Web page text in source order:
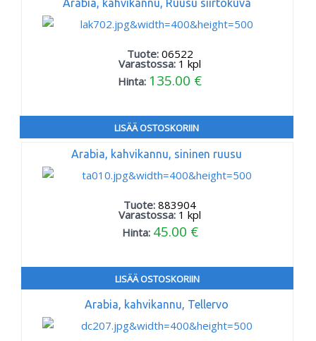
Arabia, kahvikannu, Ruusu siirtokuva
Tuote: 06522
Varastossa: 1 kpl
Hinta: 135.00 €
LISÄÄ OSTOSKORIIN
Arabia, kahvikannu, sininen ruusu
Tuote:883904
Varastossa: 1 kpl
Hinta: 45.00 €
LISÄÄ OSTOSKORIIN
Arabia, kahvikannu, Tellervo